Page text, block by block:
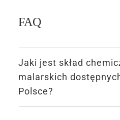
FAQ
Jaki jest skład
malarskich
Polsce?